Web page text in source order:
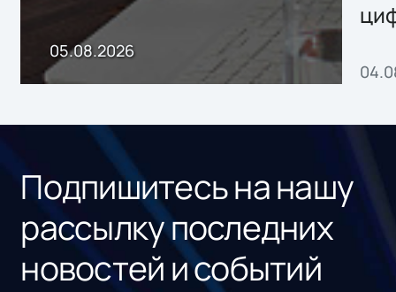
05.08.2026
Подпишитесь на нашу
рассылку последних
новостей и событий